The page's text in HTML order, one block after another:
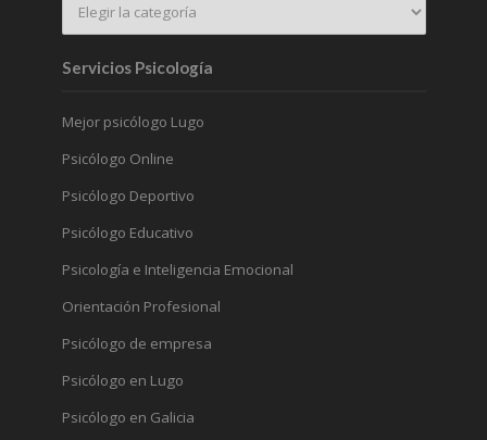
Servicios Psicología
Mejor psicólogo Lugo
Psicólogo Online
Psicólogo Deportivo
Psicólogo Educativo
Psicología e Inteligencia Emocional
Orientación Profesional
Psicólogo de empresa
Psicólogo en Lugo
Psicólogo en Galicia